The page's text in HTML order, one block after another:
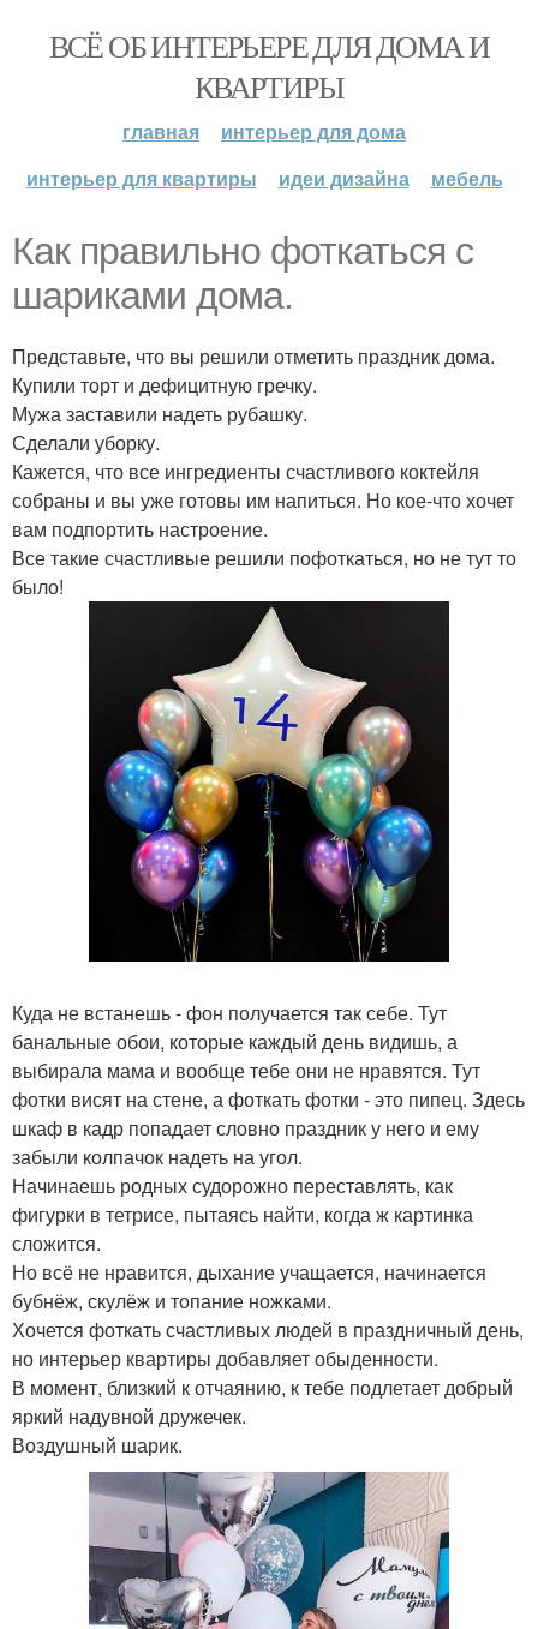
ВСЁ ОБ ИНТЕРЬЕРЕ ДЛЯ ДОМА И
КВАРТИРЫ
главная
интерьер для дома
интерьер для квартиры
идеи дизайна мебель
Как правильно фоткаться с
шариками дома.
Представьте, что вы решили отметить праздник дома.
Купили торт и дефицитную гречку.
Мужа заставили надеть рубашку.
Сделали уборку.
Кажется, что все ингредиенты счастливого коктейля
собраны и вы уже готовы им напиться. Но кое-что хочет
вам подпортить настроение.
Все такие счастливые решили пофоткаться, но не тут то
было!
Куда не встанешь - фон получается так себе. Тут
банальные обои, которые каждый день видишь, а
выбирала мама и вообще тебе они не нравятся. Тут
фотки висят на стене, а фоткать фотки - это пипец. Здесь
шкаф в кадр попадает словно праздник у него и ему
забыли колпачок надеть на угол.
Начинаешь родных судорожно переставлять, как
фигурки в тетрисе, пытаясь найти, когда ж картинка
сложится.
Но всё не нравится, дыхание учащается, начинается
бубнёж, скулёж и топание ножками.
Хочется фоткать счастливых людей в праздничный день,
но интерьер квартиры добавляет обыденности.
В момент, близкий к отчаянию, к тебе подлетает добрый
яркий надувной дружечек.
Воздушный шарик.